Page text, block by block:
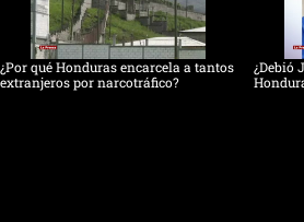
¿Por qué Honduras encarcela a tantos
extranjeros por narcotráfico?
¿Debió